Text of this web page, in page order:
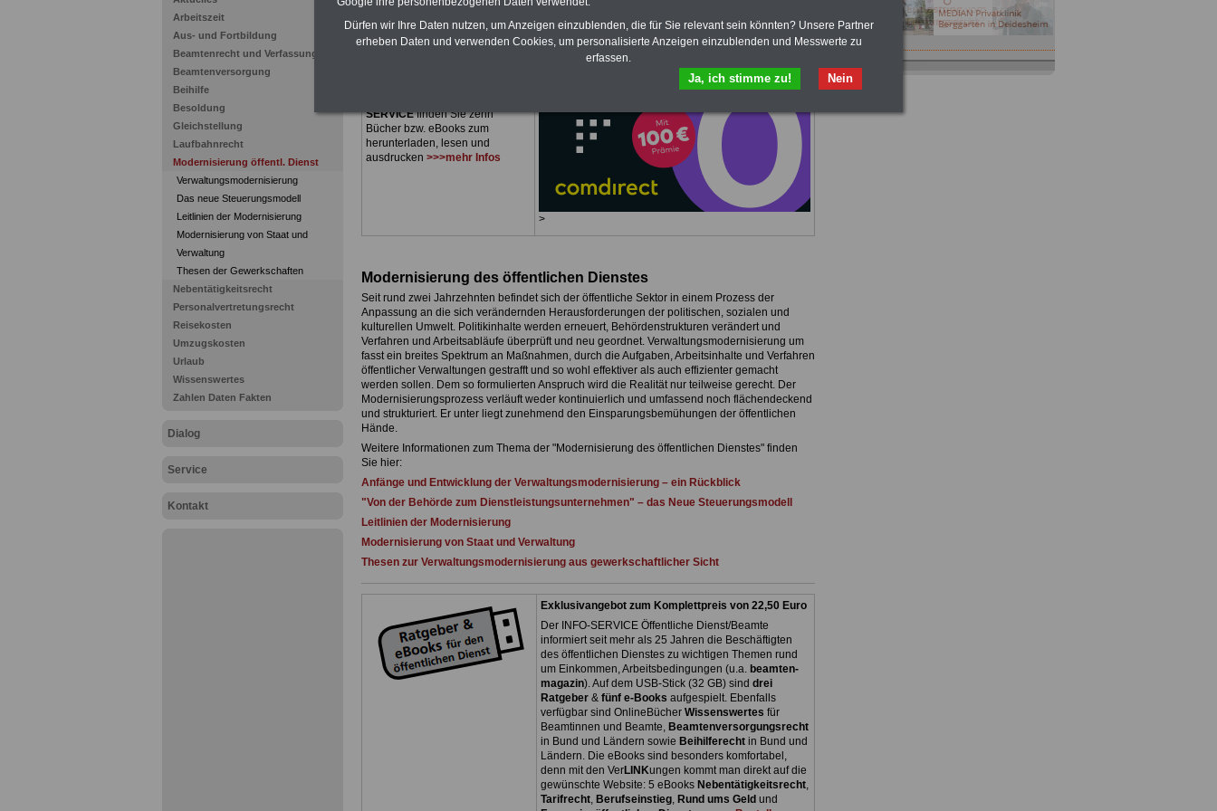
Arbeitszeit
Aus- und Fortbildung
Beamtenrecht und Verfassung
Beamtenversorgung
Beihilfe
Besoldung
Gleichstellung
Laufbahnrecht
Modernisierung öffentl. Dienst
Verwaltungsmodernisierung
Das neue Steuerungsmodell
Leitlinien der Modernisierung
Modernisierung von Staat und
Verwaltung
Thesen der Gewerkschaften
Nebentätigkeitsrecht
Personalvertretungsrecht
Reisekosten
Umzugskosten
Urlaub
Wissenswertes
Zahlen Daten Fakten
Dialog
Service
Kontakt
Eurobei einer Laufzeit von 12
Monaten bleiben Sie zu den
SERVICEfinden Sie zehn
Bücher bzw. eBooks zum
herunterladen, lesen und
ausdrucken >>>mehr Infos
>
Modernisierung des öffentlichen Dienstes
Seit rund zwei Jahrzehnten befindet sich der öffentliche Sektor in einem Prozess der
Anpassung an die sich verändernden Herausforderungen der politischen, sozialen und
kulturellen Umwelt. Politikinhalte werden erneuert, Behördenstrukturen verändert und
Verfahren und Arbeitsabläufe überprüft und neu geordnet. Verwaltungsmodernisierung um
fasst ein breites Spektrum an Maßnahmen, durch die Aufgaben, Arbeitsinhalte und Verfahren
öffentlicher Verwaltungen gestrafft und so wohl effektiver als auch effizienter gemacht
werden sollen. Dem so formulierten Anspruch wird die Realität nur teilweise gerecht. Der
Modernisierungsprozess verläuft weder kontinuierlich und umfassend noch flächendeckend
und strukturiert. Er unter liegt zunehmend den Einsparungsbemühungen der öffentlichen
Hände.
Weitere Informationen zum Thema der "Modernisierung des öffentlichen Dienstes" finden
Sie hier:
Anfänge und Entwicklung der Verwaltungsmodernisierung – ein Rückblick
"Von der Behörde zum Dienstleistungsunternehmen" – das Neue Steuerungsmodell
Leitlinien der Modernisierung
Modernisierung von Staat und Verwaltung
Thesen zur Verwaltungsmodernisierung aus gewerkschaftlicher Sicht
Exklusivangebot zum Komplettpreis von 22,50 Euro
Der INFO-SERVICE Öffentliche Dienst/Beamte
informiert seit mehr als 25 Jahren die Beschäftigten
des öffentlichen Dienstes zu wichtigen Themen rund
um Einkommen, Arbeitsbedingungen (u.a. beamten-
magazin). Auf dem USB-Stick (32 GB) sind drei
Ratgeber& fünf e-Books aufgespielt. Ebenfalls
verfügbar sind OnlineBücher Wissenswertes für
Beamtinnen und Beamte, Beamtenversorgungsrecht
in Bund und Ländern sowie Beihilferechtin Bund und
Ländern. Die eBooks sind besonders komfortabel,
denn mit den VerLINKungen kommt man direkt auf die
gewünschte Website: 5 eBooks Nebentätigkeitsrecht,
Tarifrecht, Berufseinstieg, Rund ums Geld und
Dürfen wir Ihre Daten nutzen, um Anzeigen einzublenden, die für Sie relevant sein könnten? Unsere Partner
erheben Daten und verwenden Cookies, um personalisierte Anzeigen einzublenden und Messwerte zu
erfassen.
Nein
Ja, ich stimme zu!